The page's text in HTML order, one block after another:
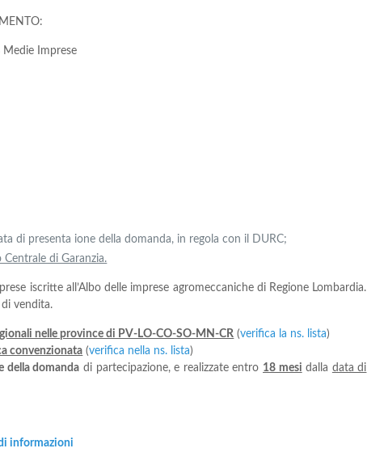
Medie Imprese
di presenta ione della domanda, in regola con il DURC;
di Garanzia.
iscritte all’Albo delle imprese agromeccaniche di Regione Lombardia.
vendita.
nelle province di PV-LO-CO-SO-MN-CR (verifica la ns. lista)
convenzionata (verifica nella ns. lista)
della domanda di partecipazione, e realizzate entro 18 mesi dalla data di
informazioni